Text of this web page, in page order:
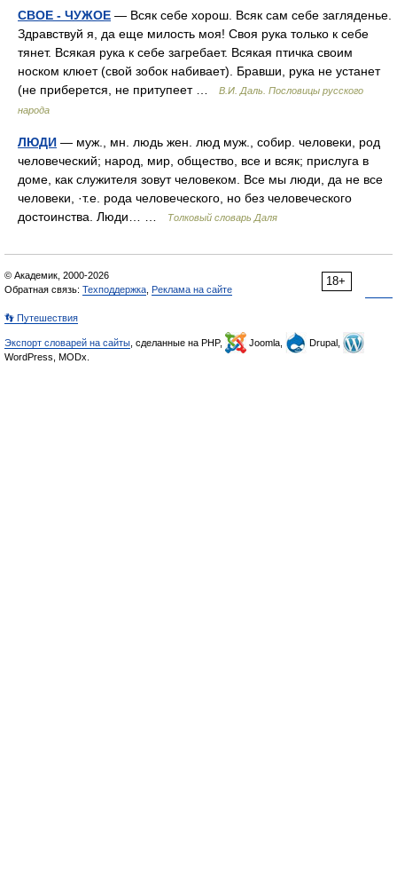
СВОЕ - ЧУЖОЕ — Всяк себе хорош. Всяк сам себе загляденье.
Здравствуй я, да еще милость моя! Своя рука только к себе
тянет. Всякая рука к себе загребает. Всякая птичка своим
носком клюет (свой зобок набивает). Бравши, рука не устанет
(не приберется, не притупеет …
В.И. Даль. Пословицы русского
народа
ЛЮДИ — муж., мн. людь жен. люд муж., собир. человеки, род
человеческий; народ, мир, общество, все и всяк; прислуга в
доме, как служителя зовут человеком. Все мы люди, да не все
человеки, ·т.е. рода человеческого, но без человеческого
достоинства. Люди… …
Толковый словарь Даля
18+
© Академик, 2000-2026
Обратная связь: Техподдержка Реклама на сайте
👣 Путешествия
Экспорт словарей на сайты , сделанные на PHP, Joomla,
Drupal,
WordPress, MODx.